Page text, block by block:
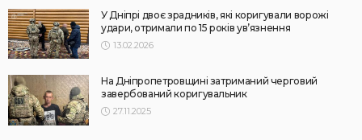
У Дніпрі двоє зрадників, які коригували ворожі
удари, отримали по 15 років ув’язнення
13.02.2026
На Дніпропетровщині затриманий черговий
завербований коригувальник
27.11.2025